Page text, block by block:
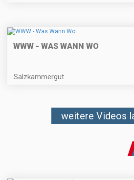
WWW - WAS WANN WO
Salzkammergut
weitere Videos